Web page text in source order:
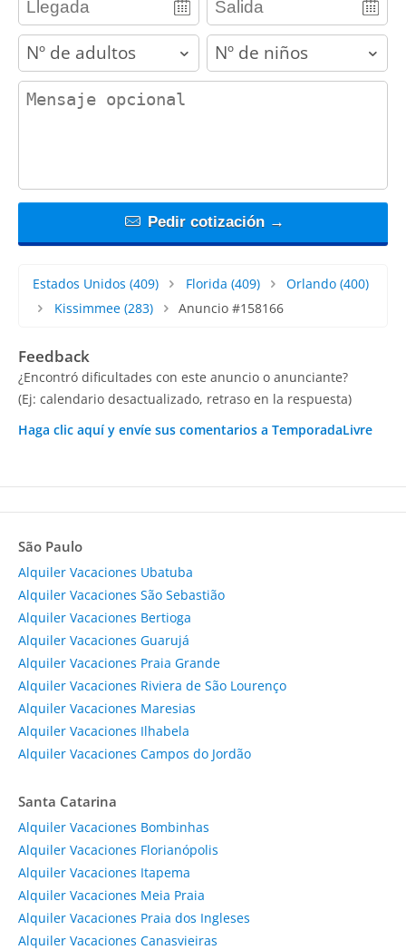
adults children
contact_message
Pedir cotización →
Estados Unidos (409) Florida (409) Orlando (400)
Kissimmee(283) Anuncio #158166
Feedback
¿Encontró dificultades con este anuncio o anunciante?
(Ej: calendario desactualizado, retraso en la respuesta)
Haga clic aquí y envíe sus comentarios a TemporadaLivre
São Paulo
Alquiler Vacaciones Ubatuba
Alquiler Vacaciones São Sebastião
Alquiler Vacaciones Bertioga
Alquiler Vacaciones Guarujá
Alquiler Vacaciones Praia Grande
Alquiler Vacaciones Riviera de São Lourenço
Alquiler Vacaciones Maresias
Alquiler Vacaciones Ilhabela
Alquiler Vacaciones Campos do Jordão
Santa Catarina
Alquiler Vacaciones Bombinhas
Alquiler Vacaciones Florianópolis
Alquiler Vacaciones Itapema
Alquiler Vacaciones Meia Praia
Alquiler Vacaciones Praia dos Ingleses
Alquiler Vacaciones Canasvieiras